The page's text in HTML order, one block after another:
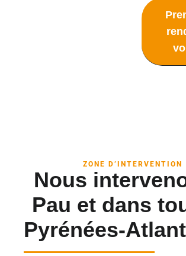
ZONE D’INTERVENTION
Nous
Pau et dans
Pyrénées-